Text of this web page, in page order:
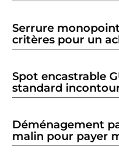
Serrure
critères pour un
Spot encastrable
standard
Déménagement
malin pour payer